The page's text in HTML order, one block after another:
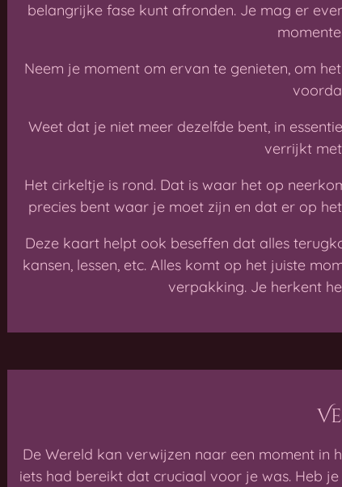
belangrijke fase kunt afronden. Je mag er
Neem je moment om ervan te genieten, om
Weet dat je niet meer dezelfde bent, in
verrijkt
Het cirkeltje is rond. Dat is waar het op
precies bent waar je moet zijn en dat er op
Deze kaart helpt ook beseffen dat alles
kansen, lessen, etc. Alles komt op het juiste
verpakking. Je herkent
De Wereld kan verwijzen naar een moment
iets had bereikt dat cruciaal voor je was. Heb